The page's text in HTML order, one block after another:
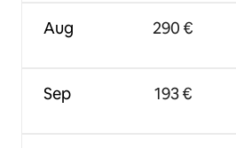
Aug
Sep
290 €
193 €